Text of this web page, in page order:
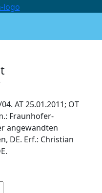
AT 25.01.2011; OT
Fraunhofer-
angewandten
DE. Erf.: Christian